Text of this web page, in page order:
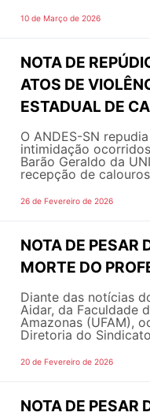
10 de Março de 2026
NOTA DE
ATOS DE
ESTADUAL DE
O ANDES-SN
intimidação
Barão Geraldo da
recepção de
26 de Fevereiro de 2026
NOTA DE PESAR
MORTE DO
Diante das notícias
Aidar, da Faculdade
Amazonas (UFAM),
Diretoria do
20 de Fevereiro de 2026
NOTA DE PESAR